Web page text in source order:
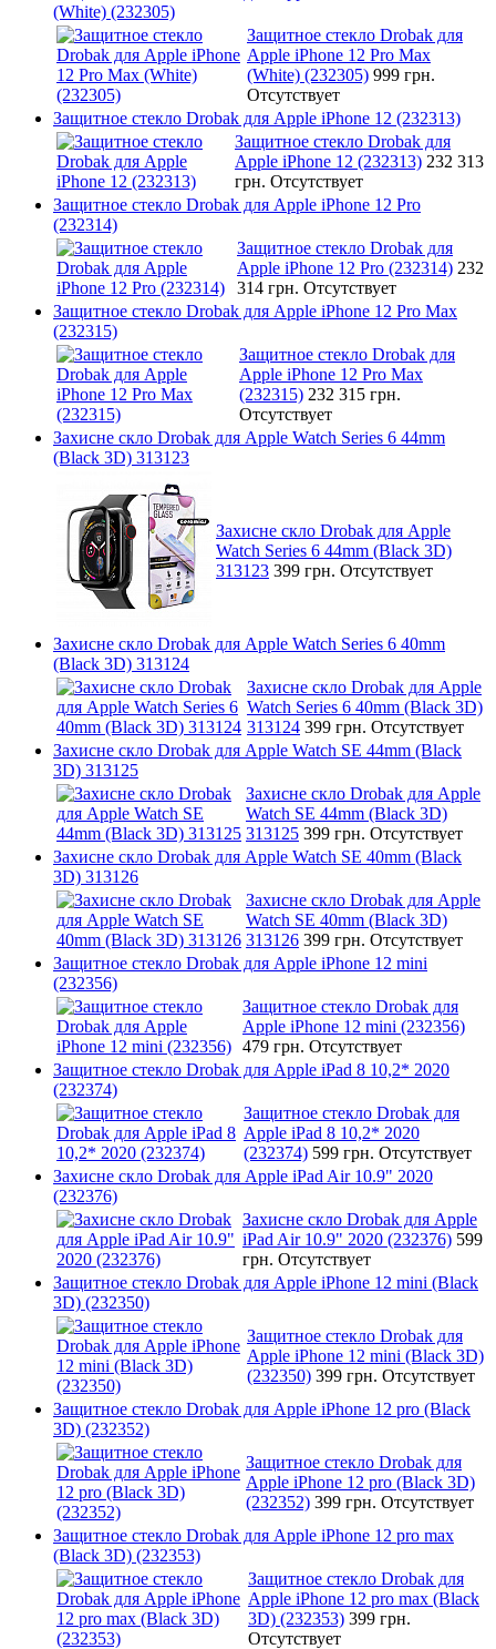
(White) (232305)
Защитное стекло Drobak для
Apple iPhone 12 Pro Max
(White) (232305) 999 грн.
Отсутствует
Защитное стекло Drobak для Apple iPhone 12 (232313)
Защитное стекло Drobak для
Apple iPhone 12 (232313) 232 313
грн. Отсутствует
Защитное стекло Drobak для Apple iPhone 12 Pro
(232314)
Защитное стекло Drobak для
Apple iPhone 12 Pro (232314) 232
314 грн. Отсутствует
Защитное стекло Drobak для Apple iPhone 12 Pro Max
(232315)
Защитное стекло Drobak для
Apple iPhone 12 Pro Max
(232315) 232 315 грн.
Отсутствует
Захисне скло Drobak для Apple Watch Series 6 44mm
(Black 3D) 313123
Захисне скло Drobak для Apple
Watch Series 6 44mm (Black 3D)
313123 399 грн. Отсутствует
Захисне скло Drobak для Apple Watch Series 6 40mm
(Black 3D) 313124
Захисне скло Drobak для Apple
Watch Series 6 40mm (Black 3D)
313124 399 грн. Отсутствует
Захисне скло Drobak для Apple Watch SE 44mm (Black
3D) 313125
Захисне скло Drobak для Apple
Watch SE 44mm (Black 3D)
313125 399 грн. Отсутствует
Захисне скло Drobak для Apple Watch SE 40mm (Black
3D) 313126
Захисне скло Drobak для Apple
Watch SE 40mm (Black 3D)
313126 399 грн. Отсутствует
Защитное стекло Drobak для Apple iPhone 12 mini
(232356)
Защитное стекло Drobak для
Apple iPhone 12 mini (232356)
479 грн. Отсутствует
Защитное стекло Drobak для Apple iPad 8 10,2* 2020
(232374)
Защитное стекло Drobak для
Apple iPad 8 10,2* 2020
(232374) 599 грн. Отсутствует
Захисне скло Drobak для Apple iPad Air 10.9" 2020
(232376)
Захисне скло Drobak для Apple
iPad Air 10.9" 2020 (232376) 599
грн. Отсутствует
Защитное стекло Drobak для Apple iPhone 12 mini (Black
3D) (232350)
Защитное стекло Drobak для
Apple iPhone 12 mini (Black 3D)
(232350) 399 грн. Отсутствует
Защитное стекло Drobak для Apple iPhone 12 pro (Black
3D) (232352)
Защитное стекло Drobak для
Apple iPhone 12 pro (Black 3D)
(232352) 399 грн. Отсутствует
Защитное стекло Drobak для Apple iPhone 12 pro max
(Black 3D) (232353)
Защитное стекло Drobak для
Apple iPhone 12 pro max (Black
3D) (232353) 399 грн.
Отсутствует